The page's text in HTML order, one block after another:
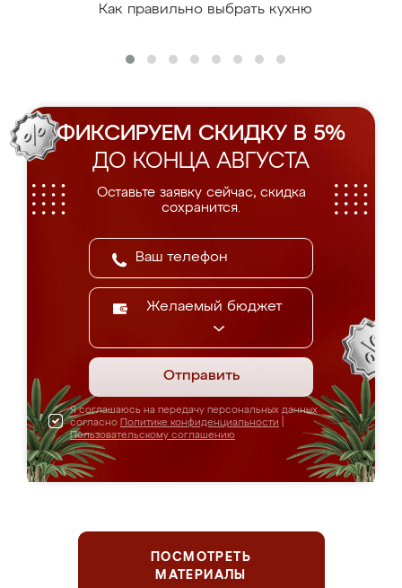
Как правильно выбрать кухню
ФИКСИРУЕМ СКИДКУ В 5%
ДО КОНЦА АВГУСТА
Оставьте заявку сейчас, скидка
сохранится.
Желаемый бюджет
Отправить
Я соглашаюсь на передачу персональных данных
согласно Политике конфиденциальности
Пользовательскому соглашению
ПОСМОТРЕТЬ
МАТЕРИАЛЫ